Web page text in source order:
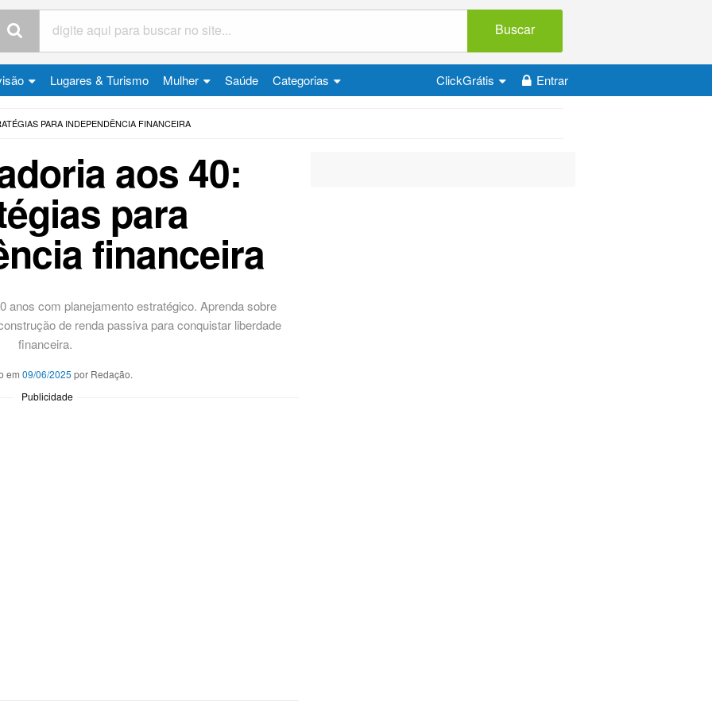
Buscar
Lugares & Turismo Mulher Saúde Categorias Entrar
ClickGrátis
PARA INDEPENDÊNCIA FINANCEIRA
aos 40:
para
financeira
anos com planejamento estratégico. Aprenda sobre
de renda passiva para conquistar liberdade
financeira.
em 09/06/2025 por Redação.
Publicidade